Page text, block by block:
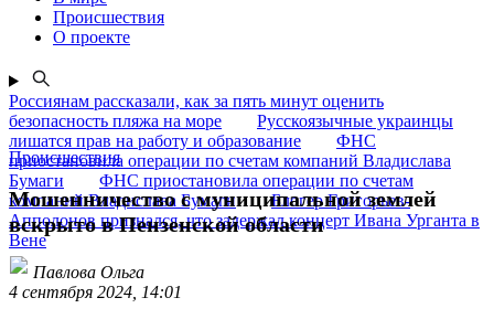
Происшествия
О проекте
Россиянам рассказали, как за пять минут оценить
безопасность пляжа на море
Русскоязычные украинцы
лишатся прав на работу и образование
ФНС
приостановила операции по счетам компаний Владислава
Бумаги
ФНС приостановила операции по счетам
компаний Владислава Бумаги
Блогер Григорьев-
Апполонов признался, что задержал концерт Ивана Урганта в
Вене
Происшествия
Мошенничество с муниципальной землей
вскрыто в Пензенской области
Павлова Ольга
4 сентября 2024, 14:01